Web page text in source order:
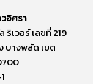
อิศรา
ริเวอร์ เลขที่ 219
บางพลัด เขต